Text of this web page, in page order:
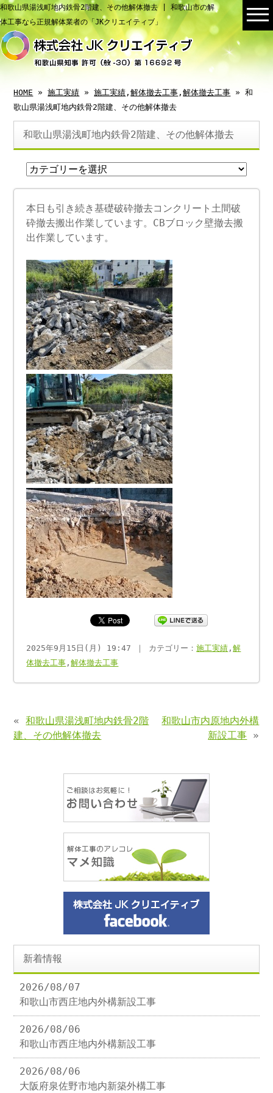
和歌山県湯浅町地内鉄骨2階建、その他解体撤去 | 和歌山市の解
体工事なら正規解体業者の「JKクリエイティブ」
HOME »施工実績 »施工実績 ,解体撤去工事 ,解体撤去工事 » 和
歌山県湯浅町地内鉄骨2階建、その他解体撤去
和歌山県湯浅町地内鉄骨2階建、その他解体撤去
本日も引き続き基礎破砕撤去コンクリート土間破
砕撤去搬出作業しています。CBブロック壁撤去搬
出作業しています。
2025年9月15日(月) 19:47 ｜ カテゴリー：施工実績 ,解
体撤去工事 ,解体撤去工事
«和歌山県湯浅町地内鉄骨2階
建、その他解体撤去
和歌山市内原地内外構
新設工事 »
新着情報
2026/08/07
和歌山市西庄地内外構新設工事
2026/08/06
和歌山市西庄地内外構新設工事
2026/08/06
大阪府泉佐野市地内新築外構工事